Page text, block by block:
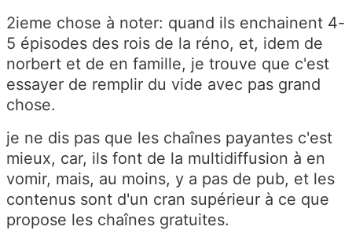
2ieme chose à noter: quand ils enchainent 4-
5 épisodes des rois de la réno, et, idem de
norbert et de en famille, je trouve que c'est
essayer de remplir du vide avec pas grand
chose.
je ne dis pas que les chaînes payantes c'est
mieux, car, ils font de la multidiffusion à en
vomir, mais, au moins, y a pas de pub, et les
contenus sont d'un cran supérieur à ce que
propose les chaînes gratuites.